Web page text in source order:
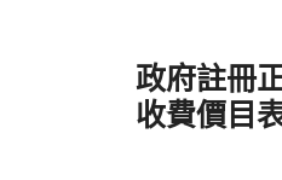
政府註冊
收費價目